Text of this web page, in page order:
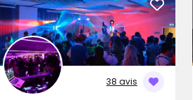
38 avis